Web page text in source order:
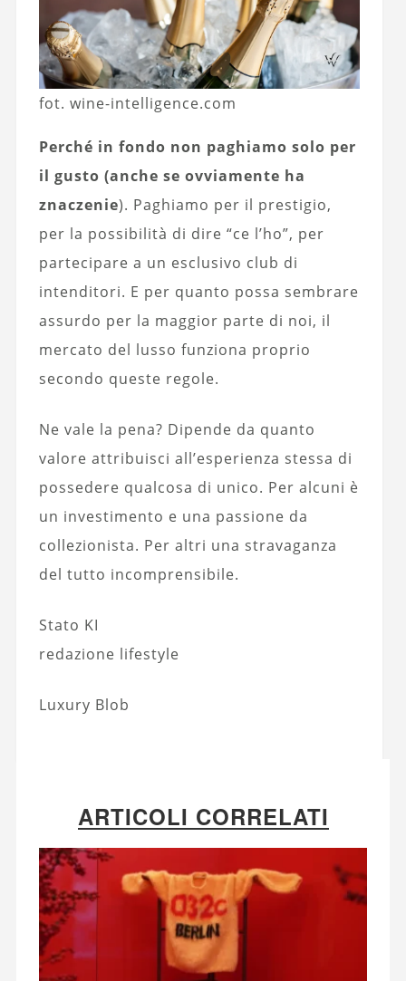
fot. wine-intelligence.com
Perché in fondo non paghiamo solo per
il gusto (anche se ovviamente ha
znaczenie). Paghiamo per il prestigio,
per la possibilità di dire “ce l’ho”, per
partecipare a un esclusivo club di
intenditori. E per quanto possa sembrare
assurdo per la maggior parte di noi, il
mercato del lusso funziona proprio
secondo queste regole.
Ne vale la pena? Dipende da quanto
valore attribuisci all’esperienza stessa di
possedere qualcosa di unico. Per alcuni è
un investimento e una passione da
collezionista. Per altri una stravaganza
del tutto incomprensibile.
Stato KI
redazione lifestyle
Luxury Blob
ARTICOLI CORRELATI